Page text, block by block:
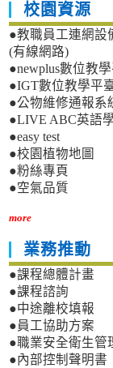
校園資源
●教職員工連網設
(有線網路)
●newplus數位教
●IGT數位教學平
●公物維修通報系
●LIVE ABC英語
●easy test
●校園植物地圖
●粉絲專頁
●空氣品質
more
業務推動
●課程總體計畫
●課程諮詢
●中途離校填報
●員工協助方案
●職業安全衛生管
●內部控制聲明書